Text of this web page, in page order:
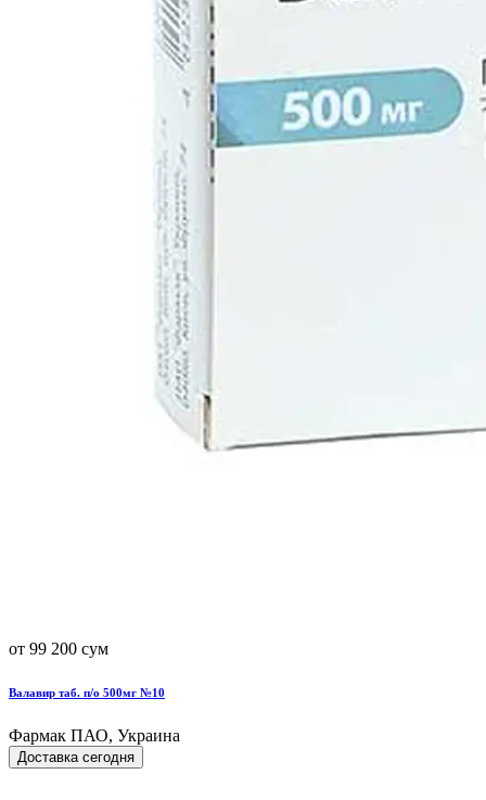
от 99 200 сум
Валавир таб. п/о 500мг №10
Фармак ПАО, Украина
Доставка сегодня